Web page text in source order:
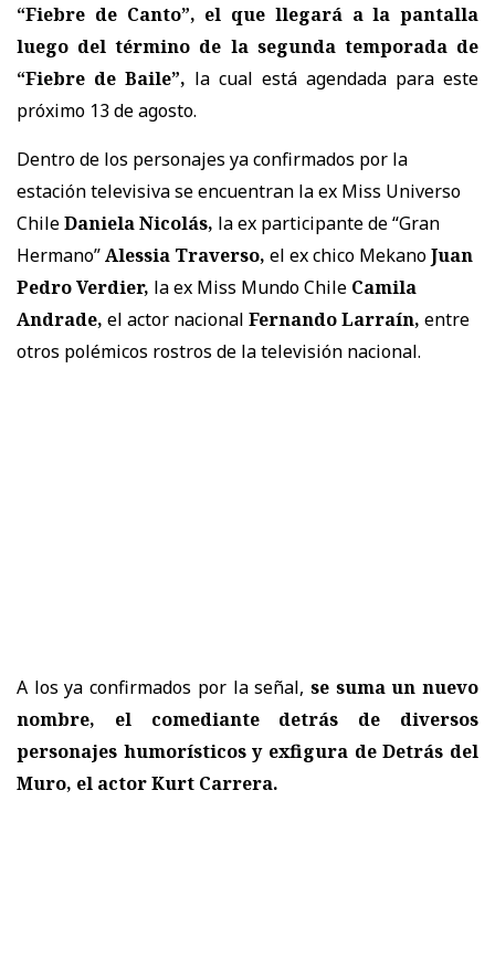
“Fiebre de Canto”, el que llegará a la pantalla
luego del término de la segunda temporada de
“Fiebre de Baile”, la cual está agendada para este
próximo 13 de agosto.
Dentro de los personajes ya confirmados por la
estación televisiva se encuentran la ex Miss Universo
ChileDaniela Nicolás, la ex participante de “Gran
Hermano”Alessia Traverso, el ex chico MekanoJuan
Pedro Verdier, la ex Miss Mundo Chile Camila
Andrade, el actor nacional Fernando Larraín, entre
otros polémicos rostros de la televisión nacional.
A los ya confirmados por la señal, se suma un nuevo
nombre, el comediante detrás de diversos
personajes humorísticos y exfigura de Detrás del
Muro, el actor Kurt Carrera.